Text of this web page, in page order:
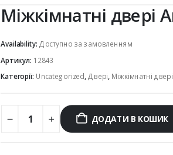
Міжкімнатні двері
Availability: Доступно за замовленням
Артикул: 12843
Категорії: Uncategorized,Двері, Міжкімнатні двері
ДОДАТИ В КОШИК